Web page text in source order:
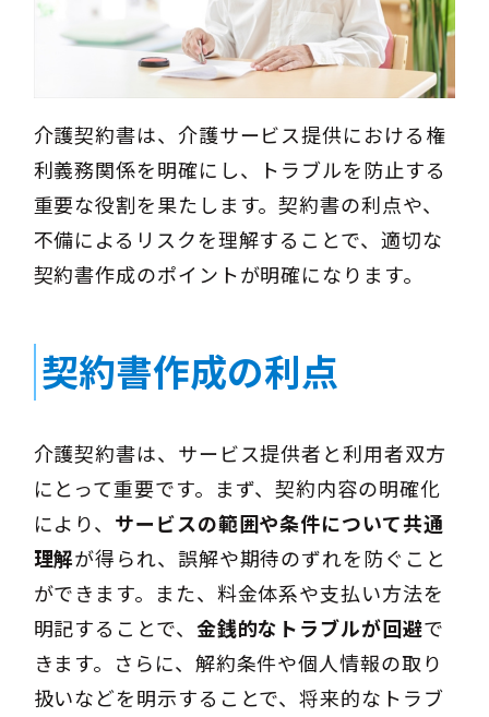
介護契約書は、介護サービス提供における権
利義務関係を明確にし、トラブルを防止する
重要な役割を果たします。契約書の利点や、
不備によるリスクを理解することで、適切な
契約書作成のポイントが明確になります。
契約書作成の利点
介護契約書は、サービス提供者と利用者双方
にとって重要です。まず、契約内容の明確化
により、 サービスの範囲や条件について共通
理解が得られ、誤解や期待のずれを防ぐこと
ができます。また、料金体系や支払い方法を
明記することで、 金銭的なトラブルが回避で
きます。さらに、解約条件や個人情報の取り
扱いなどを明示することで、将来的なトラブ